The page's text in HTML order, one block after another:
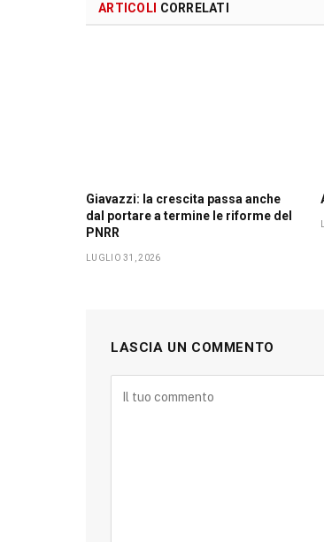
ARTICOLI CORRELATI
Giavazzi: la crescita passa anche
dal portare a termine le riforme del
PNRR
LUGLIO 31, 2026
LASCIA UN COMMENTO